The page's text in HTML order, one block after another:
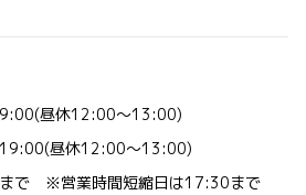
昼休12:00～13:00)
昼休12:00～13:00)
で ※営業時間短縮日は17:30まで